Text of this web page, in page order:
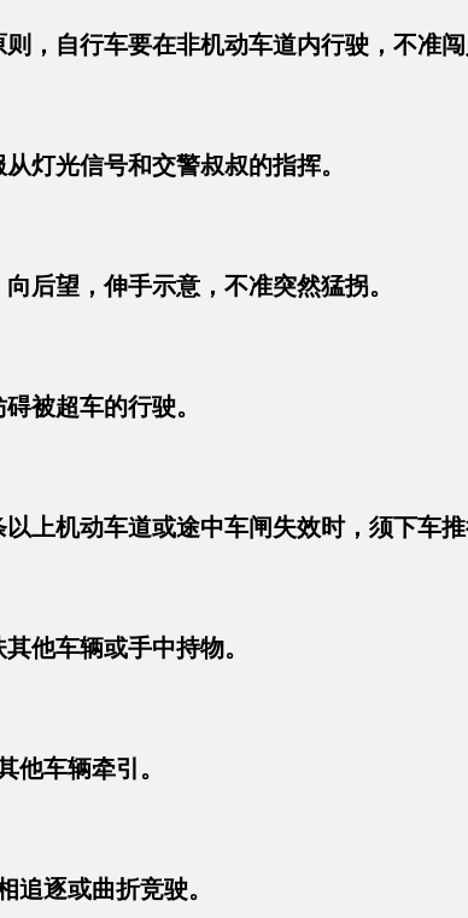
则，自行车要在非机动车道内行驶，不准闯
灯光信号和交警叔叔的指挥。
后望，伸手示意，不准突然猛拐。
被超车的行驶。
以上机动车道或途中车闸失效时，须下车推
他车辆或手中持物。
他车辆牵引。
追逐或曲折竞驶。